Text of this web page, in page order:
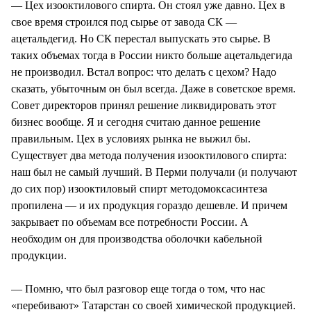
— Цех изооктилового спирта. Он стоял уже давно. Цех в
свое время строился под сырье от завода СК —
ацетальдегид. Но СК перестал выпускать это сырье. В
таких объемах тогда в России никто больше ацетальдегида
не производил. Встал вопрос: что делать с цехом? Надо
сказать, убыточным он был всегда. Даже в советское время.
Совет директоров принял решение ликвидировать этот
бизнес вообще. Я и сегодня считаю данное решение
правильным. Цех в условиях рынка не выжил бы.
Существует два метода получения изооктилового спирта:
наш был не самый лучший. В Перми получали (и получают
до сих пор) изооктиловый спирт методомоксасинтеза
пропилена — и их продукция гораздо дешевле. И причем
закрывает по объемам все потребности России. А
необходим он для производства оболочки кабельной
продукции.
— Помню, что был разговор еще тогда о том, что нас
«перебивают» Татарстан со своей химической продукцией.